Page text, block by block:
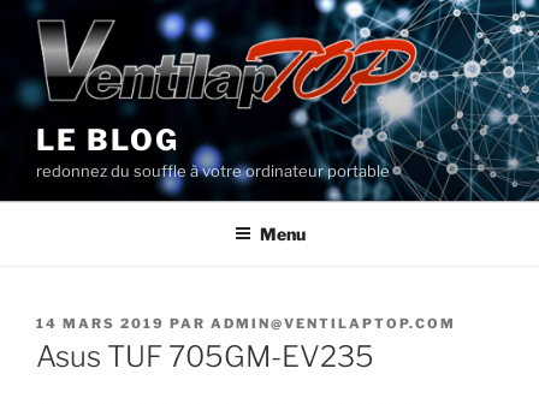
Aller
contenu
principal
LE BLOG
redonnez du souffle à votre ordinateur portable
Menu
PUBLIÉ
LE
14 MARS 2019 PAR ADMIN@VENTILAPTOP.COM
Asus TUF 705GM-EV235